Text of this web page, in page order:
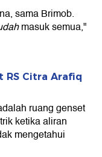
sama Brimob.
masuk semua,"
RS Citra Arafiq
ruang genset
ketika aliran
mengetahui